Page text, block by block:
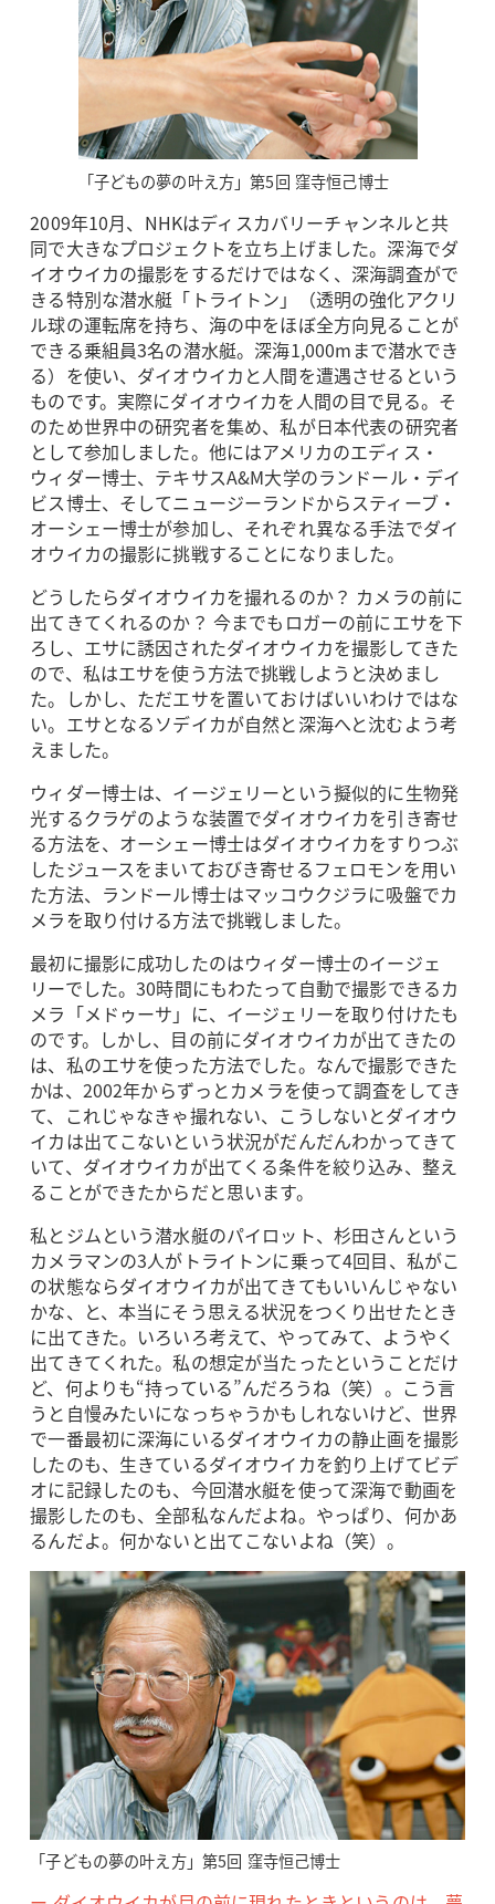
「子どもの夢の叶え方」第5回 窪寺恒己博士
2009年10月、NHKはディスカバリーチャンネルと共
同で大きなプロジェクトを立ち上げました。深海でダ
イオウイカの撮影をするだけではなく、深海調査がで
きる特別な潜水艇「トライトン」（透明の強化アクリ
ル球の運転席を持ち、海の中をほぼ全方向見ることが
できる乗組員3名の潜水艇。深海1,000mまで潜水でき
る）を使い、ダイオウイカと人間を遭遇させるという
ものです。実際にダイオウイカを人間の目で見る。そ
のため世界中の研究者を集め、私が日本代表の研究者
として参加しました。他にはアメリカのエディス・
ウィダー博士、テキサスA&M大学のランドール・デイ
ビス博士、そしてニュージーランドからスティーブ・
オーシェー博士が参加し、それぞれ異なる手法でダイ
オウイカの撮影に挑戦することになりました。
どうしたらダイオウイカを撮れるのか？ カメラの前に
出てきてくれるのか？ 今までもロガーの前にエサを下
ろし、エサに誘因されたダイオウイカを撮影してきた
ので、私はエサを使う方法で挑戦しようと決めまし
た。しかし、ただエサを置いておけばいいわけではな
い。エサとなるソデイカが自然と深海へと沈むよう考
えました。
ウィダー博士は、イージェリーという擬似的に生物発
光するクラゲのような装置でダイオウイカを引き寄せ
る方法を、オーシェー博士はダイオウイカをすりつぶ
したジュースをまいておびき寄せるフェロモンを用い
た方法、ランドール博士はマッコウクジラに吸盤でカ
メラを取り付ける方法で挑戦しました。
最初に撮影に成功したのはウィダー博士のイージェ
リーでした。30時間にもわたって自動で撮影できるカ
メラ「メドゥーサ」に、イージェリーを取り付けたも
のです。しかし、目の前にダイオウイカが出てきたの
は、私のエサを使った方法でした。なんで撮影できた
かは、2002年からずっとカメラを使って調査をしてき
て、これじゃなきゃ撮れない、こうしないとダイオウ
イカは出てこないという状況がだんだんわかってきて
いて、ダイオウイカが出てくる条件を絞り込み、整え
ることができたからだと思います。
私とジムという潜水艇のパイロット、杉田さんという
カメラマンの3人がトライトンに乗って4回目、私がこ
の状態ならダイオウイカが出てきてもいいんじゃない
かな、と、本当にそう思える状況をつくり出せたとき
に出てきた。いろいろ考えて、やってみて、ようやく
出てきてくれた。私の想定が当たったということだけ
ど、何よりも“持っている”んだろうね（笑）。こう言
うと自慢みたいになっちゃうかもしれないけど、世界
で一番最初に深海にいるダイオウイカの静止画を撮影
したのも、生きているダイオウイカを釣り上げてビデ
オに記録したのも、今回潜水艇を使って深海で動画を
撮影したのも、全部私なんだよね。やっぱり、何かあ
るんだよ。何かないと出てこないよね（笑）。
「子どもの夢の叶え方」第5回 窪寺恒己博士